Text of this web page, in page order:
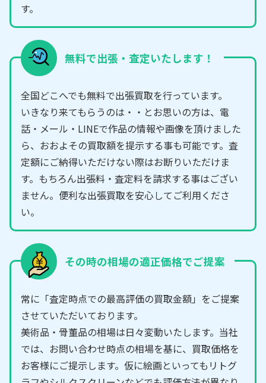
す。
無料で出張・査定いたします！
全国どこへでも無料で出張買取を行っています。
いきなり来てもらうのは・・とお思いの方は、電
話・メール・LINEで作品の情報や画像を頂けました
ら、おおよその買取額を提示する事も可能です。査
定額にご納得いただけない際はお断りいただけま
す。もちろん出張料・査定料を請求する事はござい
ません。便利な出張買取を安心してご利用くださ
い。
その時の相場の適正価格でご提案
常に「査定時点での最高評価の買取金額」をご提案
させていただいております。
美術品・骨董品の相場は日々変動いたします。当社
では、お問い合わせ時点の相場を基に、買取価格を
お客様にご提示します。仮に絵画といってもリトグ